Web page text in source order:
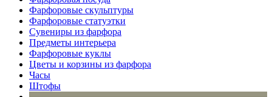
Фарфоровые скульптуры
Фарфоровые статуэтки
Сувениры из фарфора
Предметы интерьера
Фарфоровые куклы
Цветы и корзины из фарфора
Часы
Штофы